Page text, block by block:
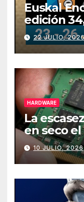
Euskal
edición
julio
22 JULIO,
HARDWARE
La
en seco
de PCs
10 JULIO, 2026